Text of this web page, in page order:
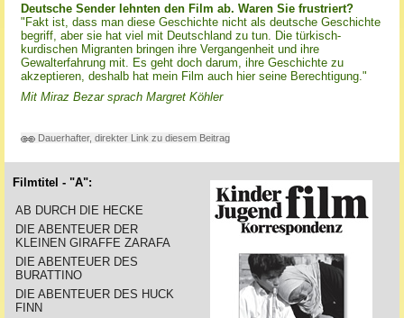
Deutsche Sender lehnten den Film ab. Waren Sie frustriert?
"Fakt ist, dass man diese Geschichte nicht als deutsche Geschichte
begriff, aber sie hat viel mit Deutschland zu tun. Die türkisch-
kurdischen Migranten bringen ihre Vergangenheit und ihre
Gewalterfahrung mit. Es geht doch darum, ihre Geschichte zu
akzeptieren, deshalb hat mein Film auch hier seine Berechtigung."
Mit Miraz Bezar sprach Margret Köhler
Dauerhafter, direkter Link zu diesem Beitrag
Filmtitel - "A":
AB DURCH DIE HECKE
DIE ABENTEUER DER
KLEINEN GIRAFFE ZARAFA
DIE ABENTEUER DES
BURATTINO
DIE ABENTEUER DES HUCK
FINN